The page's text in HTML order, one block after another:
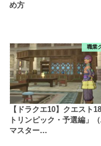
め方
職業
【ドラクエ10】クエスト
トリンピック・予選編」
マスター…